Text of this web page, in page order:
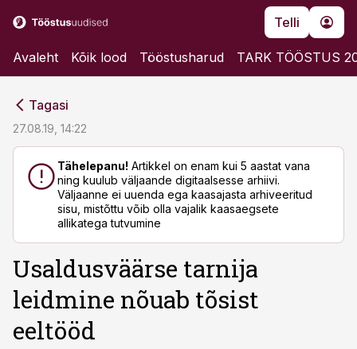
Telli
Avaleht Kõik lood Tööstusharud TARK TÖÖSTUS
Tagasi
27.08.19, 14:22
Tähelepanu! Artikkel on enam kui 5 aastat vana
ning kuulub väljaande digitaalsesse arhiivi.
Väljaanne ei uuenda ega kaasajasta arhiveeritud
sisu, mistõttu võib olla vajalik kaasaegsete
allikatega tutvumine
Usaldusväärse tarnija
leidmine nõuab tõsist
eeltööd